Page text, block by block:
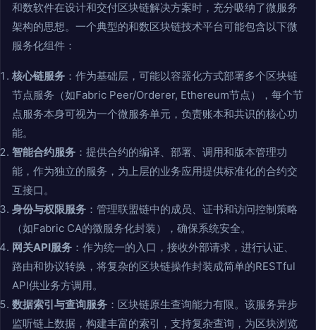
和数软件在设计和交付区块链解决方案时，充分吸纳了微服务
架构的思想。一个典型的和数区块链技术平台可能包含以下微
服务化组件：
核心链服务 ：作为基础层，可能以容器化方式部署多个区块链
节点服务（如Fabric Peer/Orderer, Ethereum节点），每个节
点服务本身可视为一个微服务单元，负责账本和共识的核心功
能。
智能合约服务 ：提供合约的编译、部署、调用和版本管理功
能，作为独立的服务，为上层的业务应用提供标准化的合约交
互接口。
身份与权限服务 ：管理联盟链中的成员、证书和访问控制策略
（如Fabric CA的微服务化封装），确保系统安全。
网关API服务 ：作为统一的入口，接收外部请求，进行认证、
路由和协议转换，将复杂的区块链操作封装成简单的RESTful
API供业务方调用。
数据索引与查询服务 ：区块链原生查询能力有限。该服务异步
监听链上数据，构建丰富的索引，支持复杂查询，为区块浏览